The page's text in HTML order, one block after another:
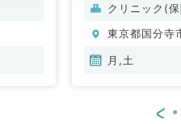
クリニック(
東京都国分寺
月,土
<